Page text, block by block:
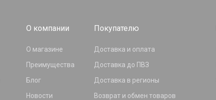
О компании
О магазине
Преимущества
Блог
Новости
Покупателю
Доставка и оплата
Доставка до ПВЗ
Доставка в регионы
Возврат и обмен товаров